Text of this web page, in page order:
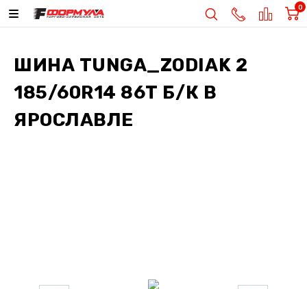
0
ШИНА TUNGA_ZODIAK 2
185/60R14 86Т Б/К В
ЯРОСЛАВЛЕ